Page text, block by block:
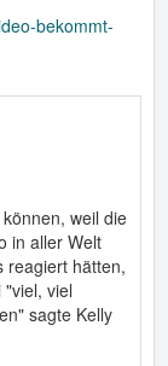
bekommt-
weil die
in aller Welt
reagiert hätten,
viel
sagte Kelly